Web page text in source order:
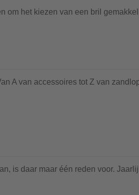
om het kiezen van een bril
A van accessoires tot Z van
is daar maar één reden voor.